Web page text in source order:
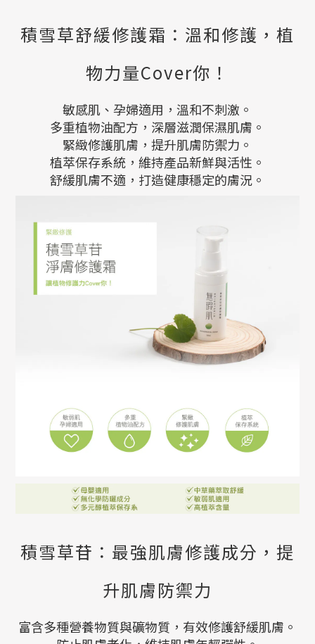
積雪草舒緩修護霜：溫和修護，植
物力量Cover你！
敏感肌、孕婦適用，溫和不刺激。
多重植物油配方，深層滋潤保濕肌膚。
緊緻修護肌膚，提升肌膚防禦力。
植萃保存系統，維持產品新鮮與活性。
舒緩肌膚不適，打造健康穩定的膚況。
積雪草苷：最強肌膚修護成分，提
升肌膚防禦力
富含多種營養物質與礦物質，有效修護舒緩肌膚。